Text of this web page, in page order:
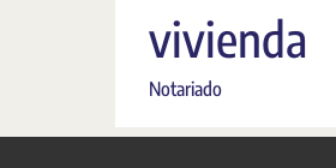
vivienda
Notariado